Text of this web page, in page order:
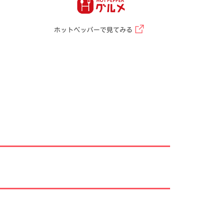
ホットペッパーで見てみる